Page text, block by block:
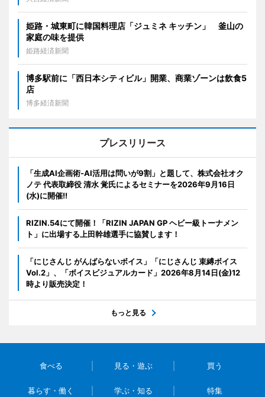
姫路・城東町に韓国料理店「ジュミネ キッチン」 釜山の
家庭の味を提供
姫路経済新聞
博多駅前に「西日本シティビル」開業、商業ゾーンは飲食5
店
博多経済新聞
プレスリリース
「生成AI企画術-AI活用は問いが9割」と題して、株式会社オク
ノテ 代表取締役 清水 覚氏によるセミナーを2026年9月16日
(水)に開催!!
RIZIN.54にて開催！「RIZIN JAPAN GP ヘビー級トーナメン
ト」に出場する上田幹雄選手に協賛します！
「にじさんじ がんばらないボイス」「にじさんじ 束縛ボイス
Vol.2」、「ボイスビジュアルカード」2026年8月14日(金)12
時より販売決定！
もっと見る
食べる 見る・遊ぶ 買う
暮らす・働く 学ぶ・知る 特集